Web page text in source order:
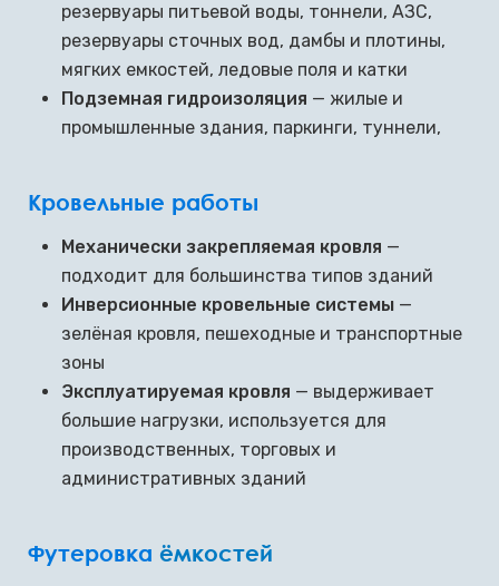
резервуары питьевой воды, тоннели, АЗС,
резервуары сточных вод, дамбы и плотины,
мягких емкостей, ледовые поля и катки
Подземная гидроизоляция — жилые и
промышленные здания, паркинги, туннели,
Кровельные работы
Механически закрепляемая кровля —
подходит для большинства типов зданий
Инверсионные кровельные системы —
зелёная кровля, пешеходные и транспортные
зоны
Эксплуатируемая кровля — выдерживает
большие нагрузки, используется для
производственных, торговых и
административных зданий
Футеровка ёмкостей